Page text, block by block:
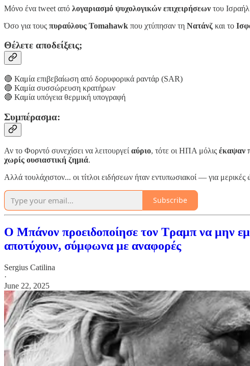
Μόνο ένα tweet από λογαριασμό ψυχολογικών επιχειρήσεων του
Όσο για τους πυραύλους Tomahawk που χτύπησαν τη Νατάνζ και το
Θέλετε αποδείξεις;
🔴 Καμία επιβεβαίωση από δορυφορικά ραντάρ (SAR)
🔴 Καμία συσσώρευση κρατήρων
🔴 Καμία υπόγεια θερμική υπογραφή
Συμπέρασμα:
Αν το Φορντό συνεχίσει να λειτουργεί αύριο, τότε οι ΗΠΑ μόλις έκαψαν
χωρίς ουσιαστική ζημιά.
Αλλά τουλάχιστον... οι τίτλοι ειδήσεων ήταν εντυπωσιακοί — για μερικές
Subscribe
Ο Μπάνον προειδοποίησε τον Τραμπ να μην
αποτύχουν, σύμφωνα με αναφορές
Sergius Catilina
·
June 22, 2025